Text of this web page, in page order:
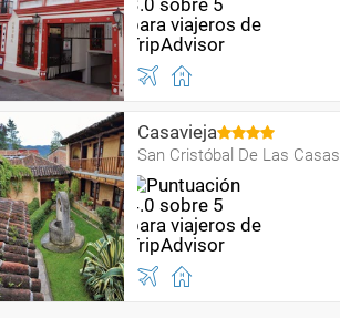
Casavieja
San Cristóbal De Las Casas